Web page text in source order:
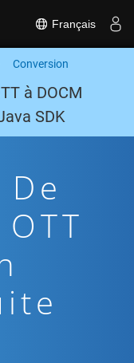
Français
Conversion
à DOCM
SDK